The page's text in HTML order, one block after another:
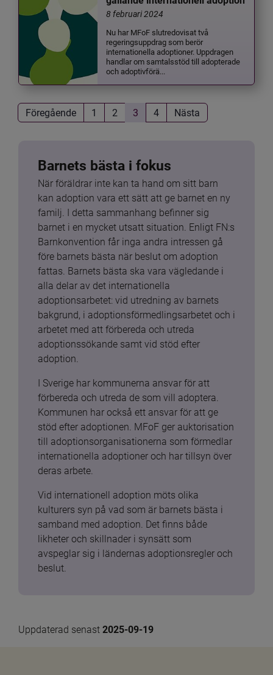
8 februari 2024
Nu har MFoF slutredovisat två
regeringsuppdrag som berör
internationella adoptioner. Uppdragen
handlar om samtalsstöd till adopterade
och adoptivförä...
Föregående 1 2 3 4 Nästa
Barnets bästa i fokus
När föräldrar inte kan ta hand om sitt barn
kan adoption vara ett sätt att ge barnet en ny
familj. I detta sammanhang befinner sig
barnet i en mycket utsatt situation. Enligt FN:s
Barnkonvention får inga andra intressen gå
före barnets bästa när beslut om adoption
fattas. Barnets bästa ska vara vägledande i
alla delar av det internationella
adoptionsarbetet: vid utredning av barnets
bakgrund, i adoptionsförmedlingsarbetet och i
arbetet med att förbereda och utreda
adoptionssökande samt vid stöd efter
adoption.
I Sverige har kommunerna ansvar för att
förbereda och utreda de som vill adoptera.
Kommunen har också ett ansvar för att ge
stöd efter adoptionen. MFoF ger auktorisation
till adoptionsorganisationerna som förmedlar
internationella adoptioner och har tillsyn över
deras arbete.
Vid internationell adoption möts olika
kulturers syn på vad som är barnets bästa i
samband med adoption. Det finns både
likheter och skillnader i synsätt som
avspeglar sig i ländernas adoptionsregler och
beslut.
Uppdaterad senast 2025-09-19